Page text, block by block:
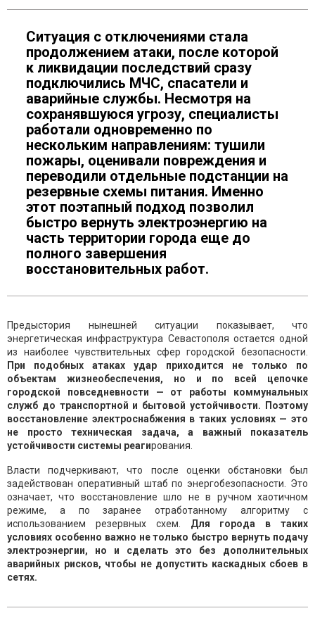
Ситуация с отключениями стала
продолжением атаки, после которой
к ликвидации последствий сразу
подключились МЧС, спасатели и
аварийные службы. Несмотря на
сохранявшуюся угрозу, специалисты
работали одновременно по
нескольким направлениям: тушили
пожары, оценивали повреждения и
переводили отдельные подстанции на
резервные схемы питания. Именно
этот поэтапный подход позволил
быстро вернуть электроэнергию на
часть территории города еще до
полного завершения
восстановительных работ.
Предыстория нынешней ситуации показывает, что
энергетическая инфраструктура Севастополя остается одной
из наиболее чувствительных сфер городской безопасности.
При подобных атаках удар приходится не только по
объектам жизнеобеспечения, но и по всей цепочке
городской повседневности — от работы коммунальных
служб до транспортной и бытовой устойчивости. Поэтому
восстановление электроснабжения в таких условиях — это
не просто техническая задача, а важный показатель
устойчивости системы реагирования.
Власти подчеркивают, что после оценки обстановки был
задействован оперативный штаб по энергобезопасности. Это
означает, что восстановление шло не в ручном хаотичном
режиме, а по заранее отработанному алгоритму с
использованием резервных схем. Для города в таких
условиях особенно важно не только быстро вернуть подачу
электроэнергии, но и сделать это без дополнительных
аварийных рисков, чтобы не допустить каскадных сбоев в
сетях.